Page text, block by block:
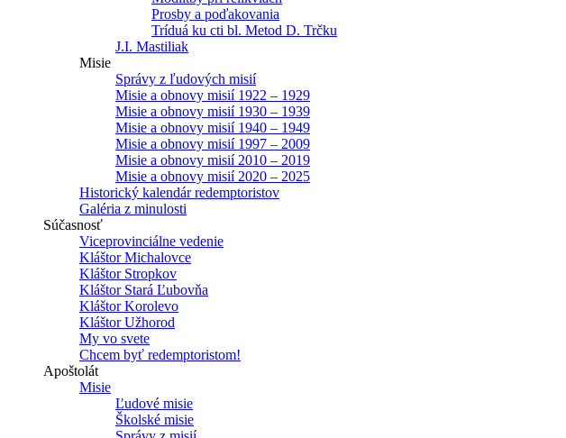
Prosby a poďakovania
Tríduá ku cti bl. Metod D. Trčku
J.I. Mastiliak
Misie
Správy z ľudových misií
Misie a obnovy misií 1922 – 1929
Misie a obnovy misií 1930 – 1939
Misie a obnovy misií 1940 – 1949
Misie a obnovy misií 1997 – 2009
Misie a obnovy misií 2010 – 2019
Misie a obnovy misií 2020 – 2025
Historický kalendár redemptoristov
Galéria z minulosti
Súčasnosť
Viceprovinciálne vedenie
Kláštor Michalovce
Kláštor Stropkov
Kláštor Stará Ľubovňa
Kláštor Korolevo
Kláštor Užhorod
My vo svete
Chcem byť redemptoristom!
Apoštolát
Misie
Ľudové misie
Školské misie